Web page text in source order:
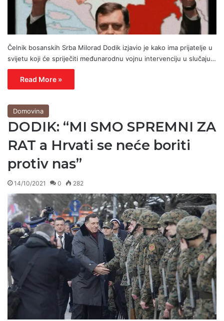
Čelnik bosanskih Srba Milorad Dodik izjavio je kako ima prijatelje u
svijetu koji će spriječiti međunarodnu vojnu intervenciju u slučaju…
Read More »
Domovina
DODIK: “MI SMO SPREMNI ZA
RAT a Hrvati se neće boriti
protiv nas”
14/10/2021 0 282